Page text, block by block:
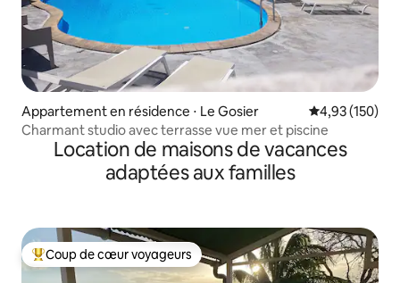
Appartement en résidence ⋅ Le Gosier Évaluation
4,93 (150)
Charmant studio avec terrasse vue mer et piscine
Location de maisons de vacances
adaptées aux familles
Coups de cœur voyageurs les plus appréciés
Coup de cœur voyageurs